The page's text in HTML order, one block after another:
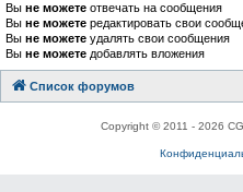
Вы не можете отвечать на сообщения
Вы не можете редактировать свои
Вы не можете удалять свои сообщения
Вы не можете добавлять вложения
Список форумов
Copyright © 2011 - 2026